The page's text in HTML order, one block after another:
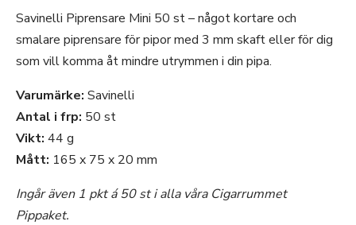
Savinelli Piprensare Mini 50 st – något kortare och
smalare piprensare för pipor med 3 mm skaft eller för dig
som vill komma åt mindre utrymmen i din pipa.
Varumärke: Savinelli
Antal i frp: 50 st
Vikt: 44 g
Mått: 165 x 75 x 20 mm
Ingår även 1 pkt á 50 st i alla våra Cigarrummet
Pippaket.